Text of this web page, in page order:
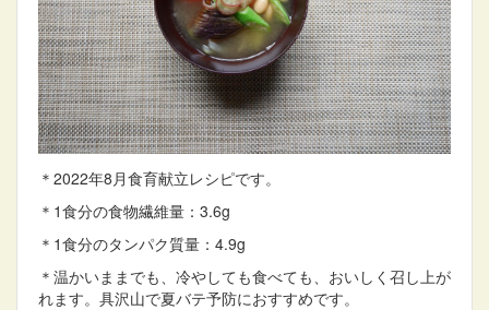
＊2022年8月食育献立レシピです。
＊1食分の食物繊維量：3.6g
＊1食分のタンパク質量：4.9g
＊温かいままでも、冷やしても食べても、おいしく召し上が
れます。具沢山で夏バテ予防におすすめです。